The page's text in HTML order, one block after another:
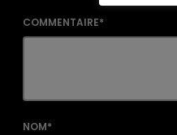
COMMENTAIRE*
NOM*